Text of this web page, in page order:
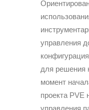
управления
для решения
момент
проекта PVE
управления